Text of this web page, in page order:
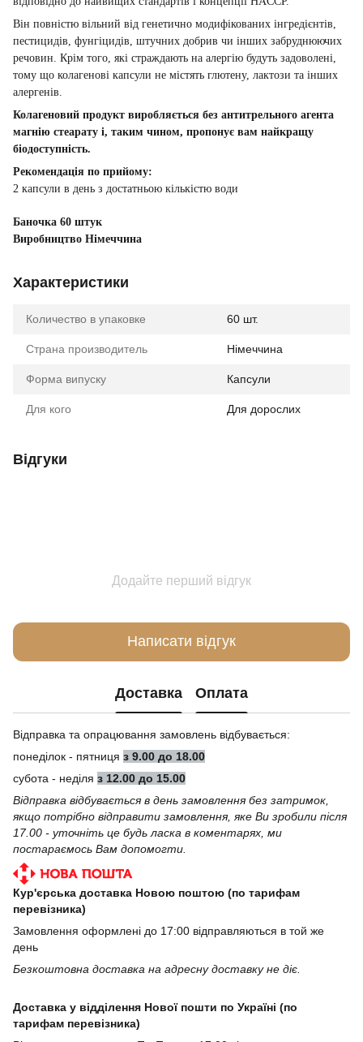
Він повністю вільний від генетично модифікованих інгредієнтів,
пестицидів, фунгіцидів, штучних добрив чи інших забруднюючих
речовин. Крім того, які страждають на алергію будуть задоволені,
тому що колагенові капсули не містять глютену, лактози та інших
алергенів.
Колагеновий продукт виробляється без антитрельного агента
магнію стеарату і, таким чином, пропонує вам найкращу
біодоступність.
Рекомендація по прийому:
2 капсули в день з достатньою кількістю води
Баночка 60 штук
Виробництво Німеччина
Характеристики
Количество в упаковке 60 шт.
Страна производитель Німеччина
Форма випуску Капсули
Для кого Для дорослих
Відгуки
Додайте перший відгук
Написати відгук
Доставка Оплата
Відправка та опрацювання замовлень відбувається:
понеділок - пятниця з 9.00 до 18.00
субота - неділя з 12.00 до 15.00
Відправка відбувається в день замовлення без затримок,
якщо потрібно відправити замовлення, яке Ви зробили після
17.00 - уточніть це будь ласка в коментарях, ми
постараємось Вам допомогти.
Кур'єрська доставка Новою поштою (по тарифам
перевізника)
Замовлення оформлені до 17:00 відправляються в той же
день
Безкоштовна доставка на адресну доставку не діє.
Доставка у відділення Нової пошти по Україні (по
тарифам перевізника)